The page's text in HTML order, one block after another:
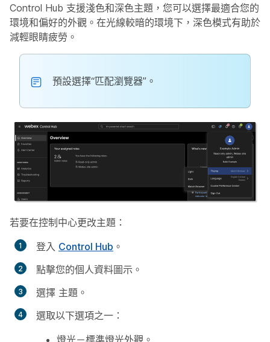
Control Hub 支援淺色和深色主題，您可以選擇最適合您的
環境和偏好的外觀。在光線較暗的環境下，深色模式有助於
減輕眼睛疲勞。
預設選擇“匹配瀏覽器”。
若要在控制中心更改主題：
登入 Control Hub 。
點擊您的個人資料圖示。
選擇 主題 。
選取以下選項之一：